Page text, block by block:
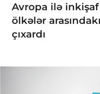
Avropa ilə
ölkələr
çıxardı